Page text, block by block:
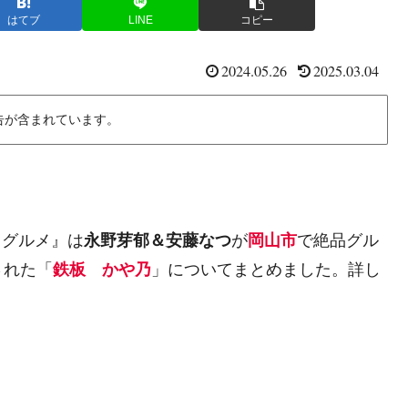
はてブ LINE コピー
2024.05.26 2025.03.04
含まれています。
ルメ』は永野芽郁＆安藤なつが岡山市で絶品グル
た「 鉄板 かや乃 」についてまとめました。詳し